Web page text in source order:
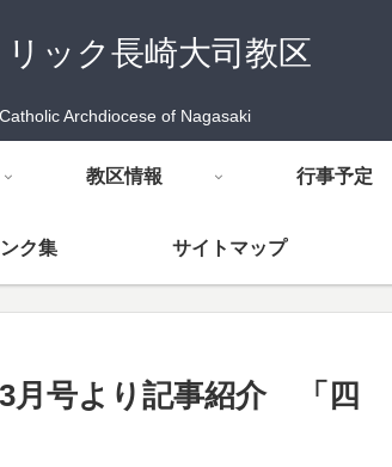
リック長崎大司教区
Catholic Archdiocese of Nagasaki
教区情報 行事予定
ク集 サイトマップ
月号より記事紹介 「四